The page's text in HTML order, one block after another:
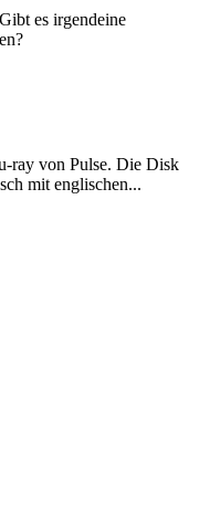
es irgendeine
ray von Pulse. Die Disk
mit englischen...